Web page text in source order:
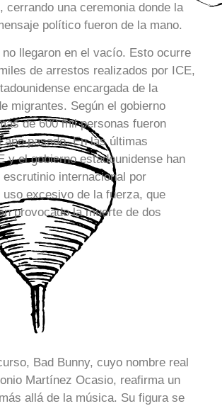
cerrando una ceremonia donde la
político fueron de la mano.
llegaron en el vacío. Esto ocurre
de arrestos realizados por ICE,
encargada de la
migrantes. Según el gobierno
de 600 mil personas fueron
año pasado. En las últimas
y el gobierno estadounidense han
escrutinio internacional por
uso excesivo de la fuerza, que
provocado la muerte de dos
Bad Bunny, cuyo nombre real
Martínez Ocasio, reafirma un
allá de la música. Su figura se